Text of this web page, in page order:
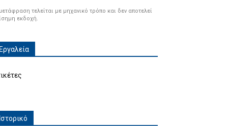
τελείται με μηχανικό τρόπο και δεν αποτελεί
εκδοχή.
Εργαλεία
Ιστορικό